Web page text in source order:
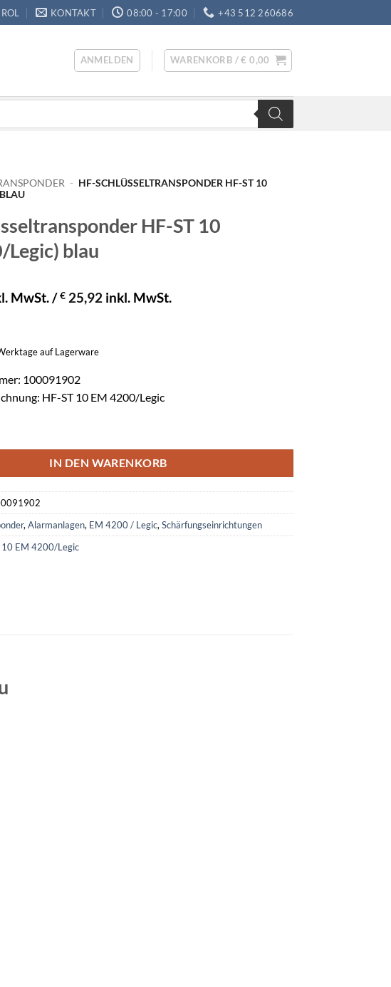
KONTAKT 08:00 - 17:00 +43 512 260686
ANMELDEN WARENKORB /€ 0,00
- HF-SCHLÜSSELTRANSPONDER HF-ST 10
HF-ST 10
blau
MwSt. /€ 25,92 inkl. MwSt.
auf Lagerware
100091902
HF-ST 10 EM 4200/Legic
IN DEN WARENKORB
,Alarmanlagen, EM 4200 / Legic,Schärfungseinrichtungen
10 EM 4200/Legic